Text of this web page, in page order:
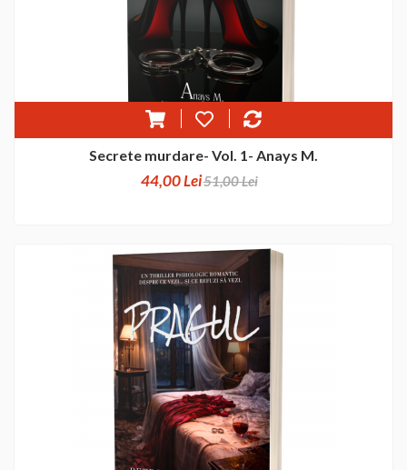
Secrete murdare- Vol. 1- Anays M.
44,00 Lei51,00 Lei